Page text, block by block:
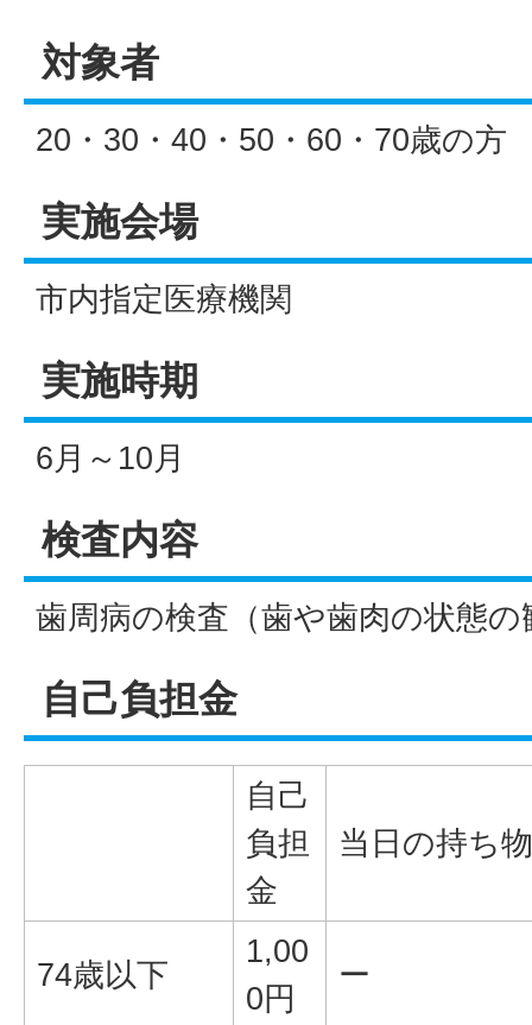
対象者
20・30・40・50・60・70歳の方
実施会場
市内指定医療機関
実施時期
6月～10月
検査内容
歯周病の検査（歯や歯肉の状態の
自己負担金
自己
負担
金
当日の持ち物
74歳以下
1,00
0円
ー